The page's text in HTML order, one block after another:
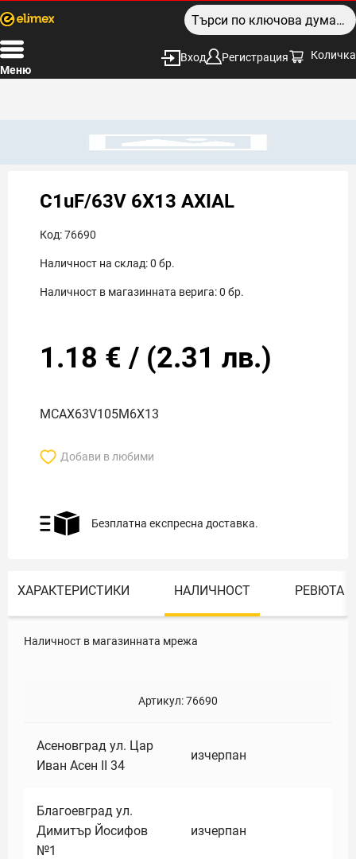
Меню
Вход Регистрация Количка
C1uF/63V 6X13 AXIAL
Код:76690
Наличност на склад:0 бр.
Наличност в магазинната верига:0 бр.
1.18 € / (2.31 лв.)
MCAX63V105M6X13
Добави в любими
Безплатна експресна доставка.
ХАРАКТЕРИСТИКИ НАЛИЧНОСТ РЕВЮТА
Наличност в магазинната мрежа
Артикул:76690
Асеновград ул. Цар
Иван Асен II 34
изчерпан
Благоевград ул.
Димитър Йосифов
№1
изчерпан